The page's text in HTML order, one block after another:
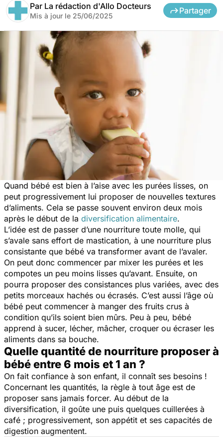
Par La rédaction d'Allo Docteurs
Mis à jour le 25/06/2025
Partager
Quand bébé est bien à l’aise avec les purées lisses, on
peut progressivement lui proposer de nouvelles textures
d’aliments. Cela se passe souvent environ deux mois
après le début de la diversification alimentaire.
L’idée est de passer d’une nourriture toute molle, qui
s’avale sans effort de mastication, à une nourriture plus
consistante que bébé va transformer avant de l’avaler.
On peut donc commencer par mixer les purées et les
compotes un peu moins lisses qu’avant. Ensuite, on
pourra proposer des consistances plus variées, avec des
petits morceaux hachés ou écrasés. C’est aussi l’âge où
bébé peut commencer à manger des fruits crus à
condition qu’ils soient bien mûrs. Peu à peu, bébé
apprend à sucer, lécher, mâcher, croquer ou écraser les
aliments dans sa bouche.
Quelle quantité de nourriture proposer à
bébé entre 6 mois et 1 an ?
On fait confiance à son enfant, il connaît ses besoins !
Concernant les quantités, la règle à tout âge est de
proposer sans jamais forcer. Au début de la
diversification, il goûte une puis quelques cuillerées à
café ; progressivement, son appétit et ses capacités de
digestion augmentent.